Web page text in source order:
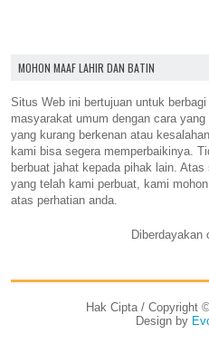
MOHON MAAF LAHIR DAN BATIN
Situs Web ini bertujuan untuk
masyarakat umum dengan cara
yang kurang berkenan atau
kami bisa segera memperbaikinya.
berbuat jahat kepada pihak lain.
yang telah kami perbuat, kami
atas perhatian anda.
Diberdayakan
Hak Cipta / Copyright
Design by